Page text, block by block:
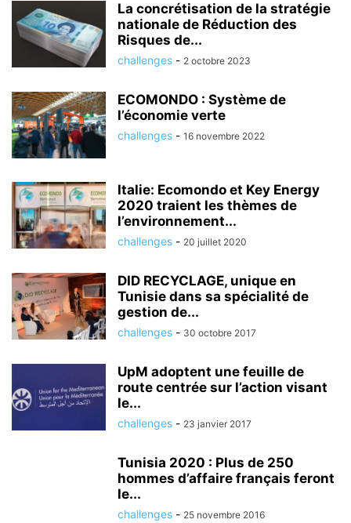
La concrétisation de la stratégie
nationale de Réduction des
Risques de...
challenges - 2 octobre 2023
ECOMONDO : Système de
l’économie verte
challenges - 16 novembre 2022
Italie: Ecomondo et Key Energy
2020 traient les thèmes de
l’environnement...
challenges - 20 juillet 2020
DID RECYCLAGE, unique en
Tunisie dans sa spécialité de
gestion de...
challenges - 30 octobre 2017
UpM adoptent une feuille de
route centrée sur l’action visant
le...
challenges - 23 janvier 2017
Tunisia 2020 : Plus de 250
hommes d’affaire français feront
le...
challenges - 25 novembre 2016